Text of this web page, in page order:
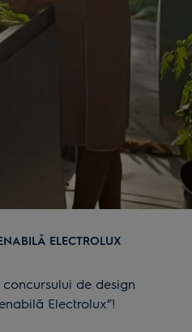
ELECTROLUX
de design
Electrolux”!